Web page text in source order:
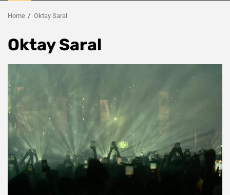
Home Oktay Saral
Oktay Saral